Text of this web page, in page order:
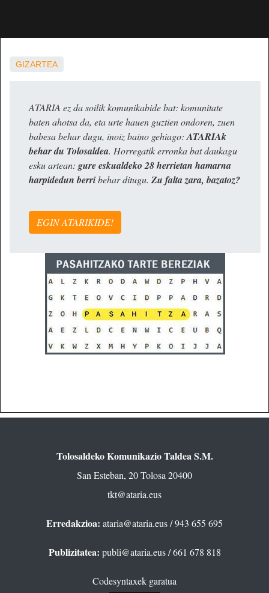
GIZARTEA
ATARIA ez da soilik komunikabide bat: komunitate
baten ahotsa da, eta urte hauen guztien ondoren, zuen
babesa behar dugu, inoiz baino gehiago: ATARIAk
behar du Tolosaldea. Horregatik erronka bat daukagu
esku artean: gure eskualdeko 28 herrietan hamarna
harpidedun berribehar ditugu. Zu falta zara, bazatoz?
EGIN ATARIKIDE!
Tolosaldeko Komunikazio Taldea S.M.
San Esteban, 20 Tolosa 20400
tkt@ataria.eus
Erredakzioa: ataria@ataria.eus/ 943 655 695
Publizitatea: publi@ataria.eus/ 661 678 818
Codesyntaxek garatua